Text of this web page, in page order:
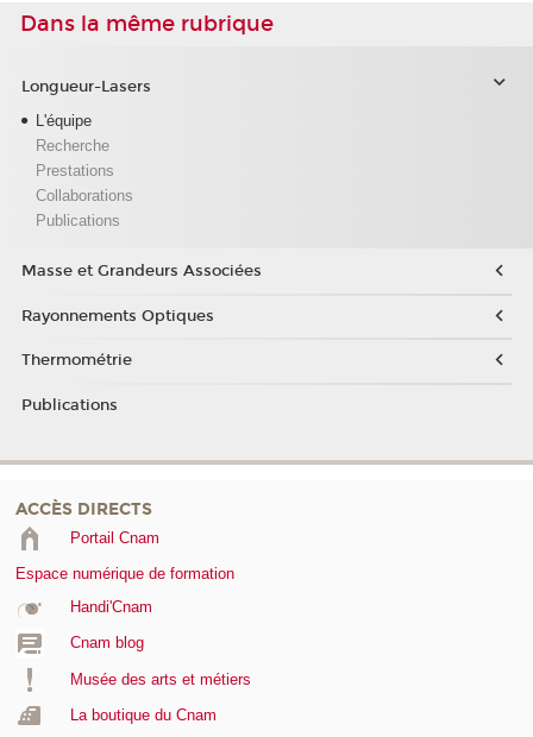
Dans la même rubrique
Longueur-Lasers
L'équipe
Recherche
Prestations
Collaborations
Publications
Masse et Grandeurs Associées
Rayonnements Optiques
Thermométrie
Publications
ACCÈS DIRECTS
Portail Cnam
Espace numérique de formation
Handi'Cnam
Cnam blog
Musée des arts et métiers
La boutique du Cnam